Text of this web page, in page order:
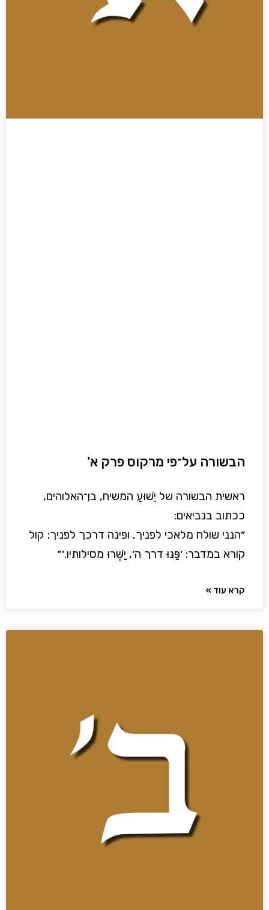
הבשורה על־פי מרקוס פרק א'
ראשית הבשורה של יֵשׁוּעַ המשיח, בן־האלוהים,
ככתוב בנביאים:
״הנני שולח מלאכי לפניך, ופינה דרכך לפניך; קול
קורא במדבר: ׳פַּנּוּ דרך ה׳, יַשְּׁרוּ מסילותיו.׳ ״
קרא עוד »